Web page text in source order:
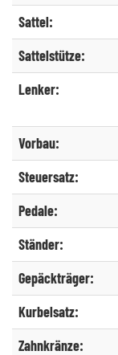
Sattel:
Sattelstütze:
Lenker:
Vorbau:
Steuersatz:
Pedale:
Ständer:
Gepäckträger:
Kurbelsatz:
Zahnkränze: